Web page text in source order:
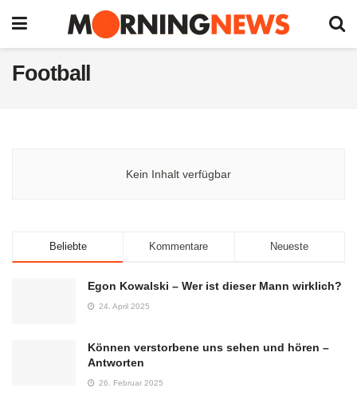
Football
Kein Inhalt verfügbar
Beliebte Kommentare Neueste
Egon Kowalski – Wer ist dieser Mann wirklich?
24. April 2025
Können verstorbene uns sehen und hören –
Antworten
26. Februar 2025